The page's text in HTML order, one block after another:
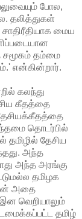
போல,
தலித்துகள்
மைய
சமூகம் தம்மை
என்கின்றார்.
கலந்து
கீதத்தை
தொடர்பில்
தேசிய
அந்த
அந்த அரங்கு
தமிழக
அதை
இன வெறியாலும்
தமிழ்